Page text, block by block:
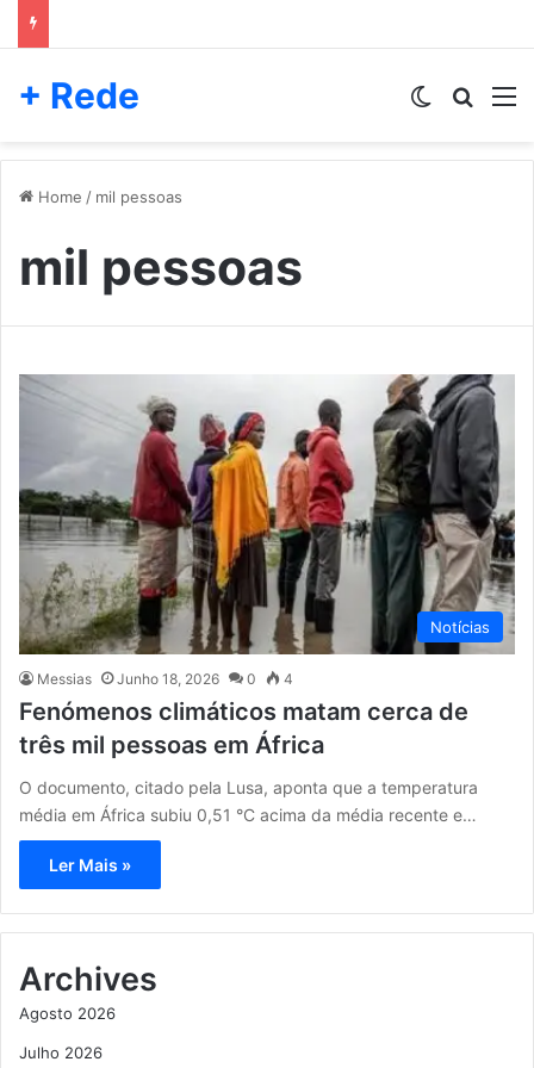
+ Rede Switch skin
Home / mil pessoas
mil pessoas
Notícias
Messias Junho 18, 2026 0 4
Fenómenos climáticos matam cerca de
três mil pessoas em África
O documento, citado pela Lusa, aponta que a temperatura
média em África subiu 0,51 °C acima da média recente e…
Ler Mais »
Archives
Agosto 2026
Julho 2026